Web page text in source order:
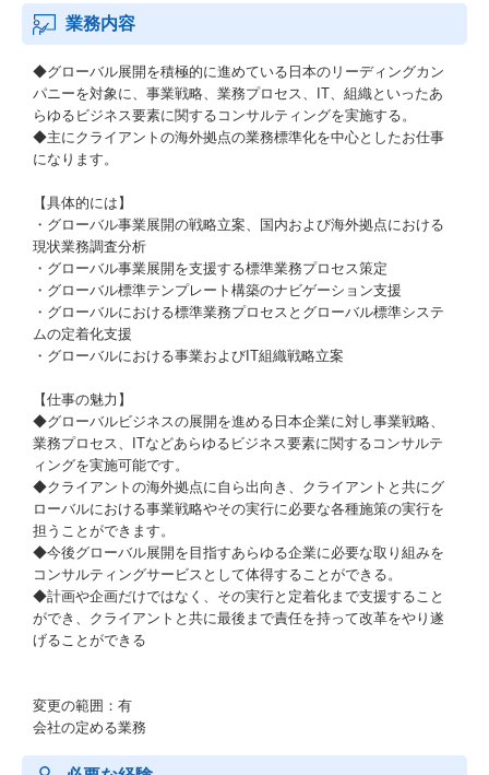
業務内容
◆グローバル展開を積極的に進めている日本のリーディングカン
パニーを対象に、事業戦略、業務プロセス、IT、組織といったあ
らゆるビジネス要素に関するコンサルティングを実施する。
◆主にクライアントの海外拠点の業務標準化を中心としたお仕事
になります。
【具体的には】
・グローバル事業展開の戦略立案、国内および海外拠点における
現状業務調査分析
・グローバル事業展開を支援する標準業務プロセス策定
・グローバル標準テンプレート構築のナビゲーション支援
・グローバルにおける標準業務プロセスとグローバル標準システ
ムの定着化支援
・グローバルにおける事業およびIT組織戦略立案
【仕事の魅力】
◆グローバルビジネスの展開を進める日本企業に対し事業戦略、
業務プロセス、ITなどあらゆるビジネス要素に関するコンサルテ
ィングを実施可能です。
◆クライアントの海外拠点に自ら出向き、クライアントと共にグ
ローバルにおける事業戦略やその実行に必要な各種施策の実行を
担うことができます。
◆今後グローバル展開を目指すあらゆる企業に必要な取り組みを
コンサルティングサービスとして体得することができる。
◆計画や企画だけではなく、その実行と定着化まで支援すること
ができ、クライアントと共に最後まで責任を持って改革をやり遂
げることができる
変更の範囲：有
会社の定める業務